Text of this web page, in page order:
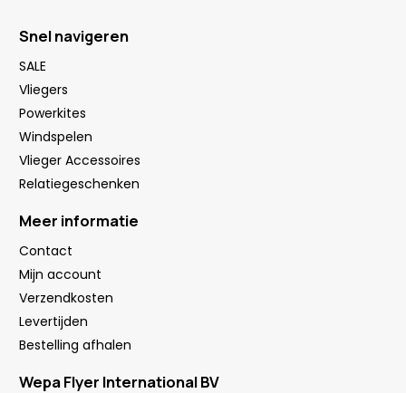
Snel navigeren
SALE
Vliegers
Powerkites
Windspelen
Vlieger Accessoires
Relatiegeschenken
Meer informatie
Contact
Mijn account
Verzendkosten
Levertijden
Bestelling afhalen
Wepa Flyer International BV